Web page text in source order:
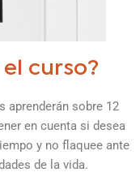
curso?
aprenderán sobre 12
en cuenta si desea
y no flaquee ante
de la vida.